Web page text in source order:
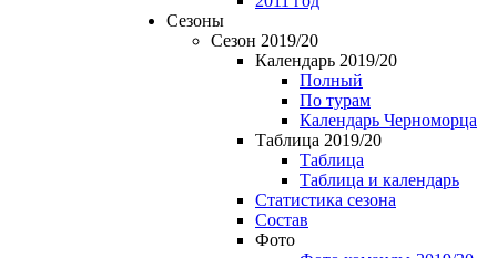
Сезоны
Сезон 2019/20
Календарь 2019/20
Полный
По турам
Календарь Черноморца
Таблица 2019/20
Таблица
Таблица и календарь
Статистика сезона
Состав
Фото